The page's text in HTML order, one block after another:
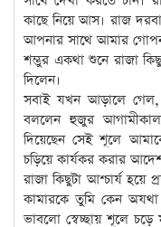
কাছে নিয়ে আস। রাজ
আপনার সাথে আমার
শম্ভুর একথা শুনে রাজা
দিলেন।
সবাই যখন আড়ালে গেল,
বললেন হুজুর আগামীকাল
দিয়েছেন সেই শূলে
চড়িয়ে কার্যকর করার
রাজা কিছুটা আশ্চার্য
কামারকে তুমি কেন
ভাবলো স্বেচ্ছায় শূলে